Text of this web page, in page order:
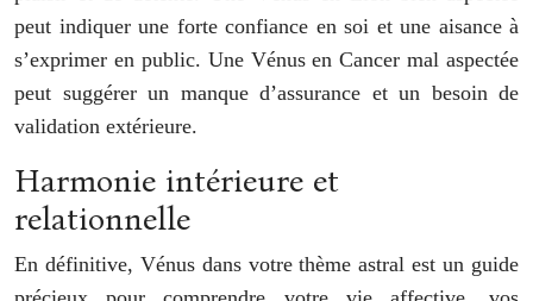
peut indiquer une forte confiance en soi et une aisance à
s’exprimer en public. Une Vénus en Cancer mal aspectée
peut suggérer un manque d’assurance et un besoin de
validation extérieure.
Harmonie intérieure et
relationnelle
En définitive, Vénus dans votre thème astral est un guide